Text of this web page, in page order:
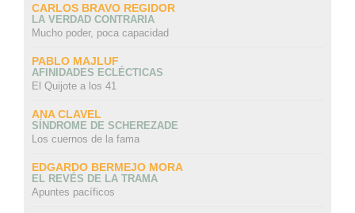
CARLOS BRAVO REGIDOR
LA VERDAD CONTRARIA
Mucho poder, poca capacidad
PABLO MAJLUF
AFINIDADES ECLÉCTICAS
El Quijote a los 41
ANA CLAVEL
SÍNDROME DE SCHEREZADE
Los cuernos de la fama
EDGARDO BERMEJO MORA
EL REVÉS DE LA TRAMA
Apuntes pacíficos